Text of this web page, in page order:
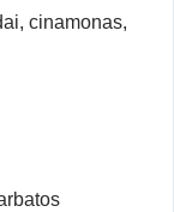
cinamonas,